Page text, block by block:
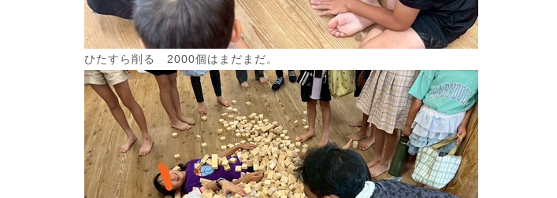
ひたすら削る 2000個はまだまだ。